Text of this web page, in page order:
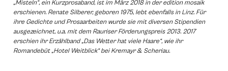
„Misteln“, ein Kurzprosaband, ist im März 2018 in der edition mosaik
erschienen. Renate Silberer, geboren 1975, lebt ebenfalls in Linz. Für
ihre Gedichte und Prosaarbeiten wurde sie mit diversen Stipendien
ausgezeichnet, u.a. mit dem Rauriser Förderungspreis 2013. 2017
erschien ihr Erzählband „Das Wetter hat viele Haare“, wie ihr
Romandebüt „Hotel Weitblick“ bei Kremayr & Scheriau.